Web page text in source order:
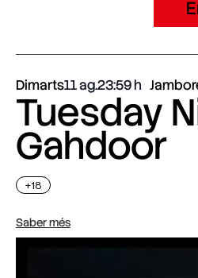
Dimarts11 ag.23:59
Tuesday
Gahdoor
+18
Saber més